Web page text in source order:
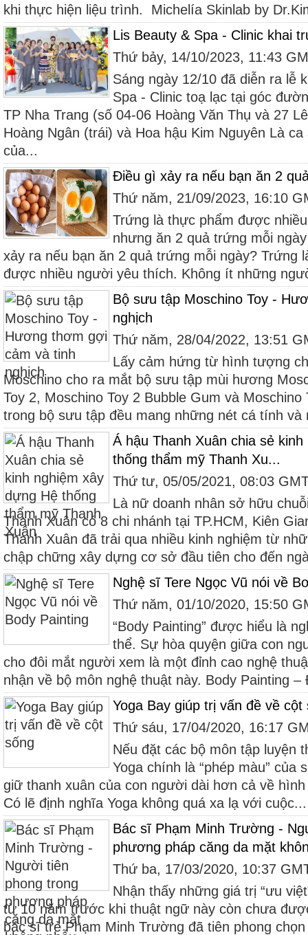
khi thực hiện liệu trình. Michelía Skinlab by
Lis Beauty & Spa - Clinic khai
Thứ bảy, 14/10/2023, 11:43
Sáng ngày 12/10 đã diễn ra lễ
Spa - Clinic toạ lạc tại góc
TP Nha Trang (số 04-06 Hoàng Văn Thụ và 27
Hoàng Ngân (trái) và Hoa hậu Kim Nguyên Là
của...
Điều gì xảy ra nếu bạn ăn 2
Thứ năm, 21/09/2023, 16:10
Trứng là thực phẩm được
nhưng ăn 2 quả trứng mỗi
xảy ra nếu bạn ăn 2 quả trứng mỗi ngày? Trứng
được nhiều người yêu thích. Không ít những
Bộ sưu tập Moschino Toy -
nghịch
Thứ năm, 28/04/2022, 13:51
Lấy cảm hứng từ hình tượng
Moschino cho ra mắt bộ sưu tập mùi hương
Toy 2, Moschino Toy 2 Bubble Gum và
trong bộ sưu tập đều mang những nét cá tính
Á hậu Thanh Xuân chia sẻ
thống thẩm mỹ Thanh Xu...
Thứ tư, 05/05/2021, 08:03
Là nữ doanh nhân sở hữu
Thanh Xuân có 8 chi nhánh tại TP.HCM, Kiên
Thanh Xuân đã trải qua nhiều kinh nghiệm từ
chập chững xây dựng cơ sở đầu tiên cho đến
Nghệ sĩ Tere Ngọc Vũ nói về
Thứ năm, 01/10/2020, 15:50
“Body Painting” được hiểu là
thể. Sự hòa quyện giữa con
cho đôi mắt người xem là một đỉnh cao nghệ
nhận về bộ môn nghệ thuật này. Body Painting –
Yoga Bay giúp trị vấn đề về cột
Thứ sáu, 17/04/2020, 16:17
Nếu đặt các bộ môn tập luyện
Yoga chính là “phép màu”
giữ thanh xuân của con người dài hơn cả về
Có lẽ định nghĩa Yoga không quá xa lạ với cuộc...
Bác sĩ Phạm Minh Trường -
phương pháp căng da mặt
Thứ ba, 17/03/2020, 10:37
Nhận thấy những giá trị “ưu
từ 10 năm trước khi thuật ngữ này còn chưa
bác sĩ trẻ Phạm Minh Trường đã tiên phong